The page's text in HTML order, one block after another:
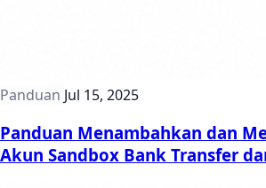
Panduan Jul 15, 2025
Panduan Menambahkan dan
Akun Sandbox Bank Transfer